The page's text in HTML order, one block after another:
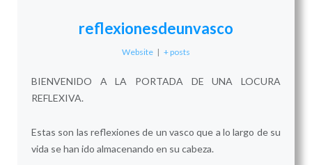
reflexionesdeunvasco
Website | + posts
BIENVENIDO A LA PORTADA DE UNA LOCURA
REFLEXIVA.
Estas son las reflexiones de un vasco que a lo largo de su
vida se han ido almacenando en su cabeza.